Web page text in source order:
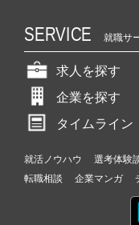
SERVICE 就職サ
求人を探す
企業を探す
タイムライン
就活ノウハウ 選考体験
転職相談
企業マンガ